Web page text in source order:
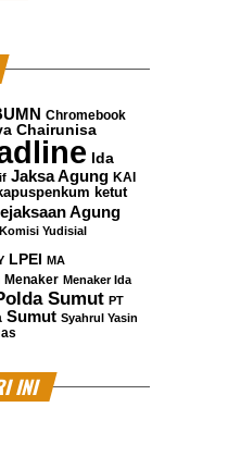
Chromebook
Chairunisa
Ida
Jaksa Agung KAI
ketut
Agung
Komisi Yudisial
LPEI MA
Menaker Menaker Ida
Sumut PT
Sumut Syahrul Yasin
INI